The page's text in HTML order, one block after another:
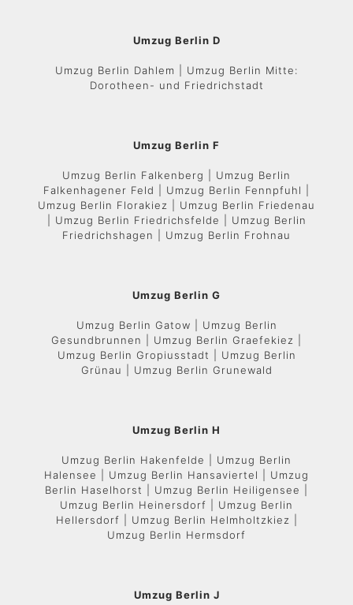
Umzug Berlin D
Umzug Berlin Dahlem | Umzug Berlin Mitte:
Dorotheen- und Friedrichstadt
Umzug Berlin F
Umzug Berlin Falkenberg | Umzug Berlin
Falkenhagener Feld | Umzug Berlin Fennpfuhl |
Umzug Berlin Florakiez | Umzug Berlin Friedenau
| Umzug Berlin Friedrichsfelde | Umzug Berlin
Friedrichshagen | Umzug Berlin Frohnau
Umzug Berlin G
Umzug Berlin Gatow | Umzug Berlin
Gesundbrunnen | Umzug Berlin Graefekiez |
Umzug Berlin Gropiusstadt | Umzug Berlin
Grünau | Umzug Berlin Grunewald
Umzug Berlin H
Umzug Berlin Hakenfelde | Umzug Berlin
Halensee | Umzug Berlin Hansaviertel | Umzug
Berlin Haselhorst | Umzug Berlin Heiligensee |
Umzug Berlin Heinersdorf | Umzug Berlin
Hellersdorf | Umzug Berlin Helmholtzkiez |
Umzug Berlin Hermsdorf
Umzug Berlin J